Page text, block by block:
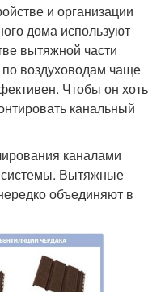
и организации
дома используют
вытяжной части
воздуховодам чаще
Чтобы он хоть
канальный
каналами
системы. Вытяжные
объединяют в